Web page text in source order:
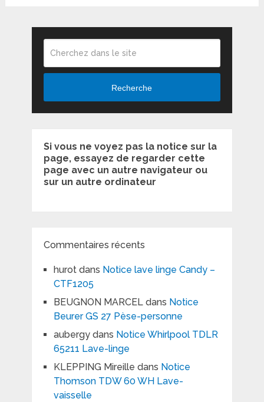
Recherche
Si vous ne voyez pas la notice sur la
page, essayez de regarder cette
page avec un autre navigateur ou
sur un autre ordinateur
Commentaires récents
hurotdans Notice lave linge Candy –
CTF1205
BEUGNON MARCELdans Notice
Beurer GS 27 Pèse-personne
aubergydans Notice Whirlpool TDLR
65211 Lave-linge
KLEPPING Mireille dans Notice
Thomson TDW 60 WH Lave-
vaisselle